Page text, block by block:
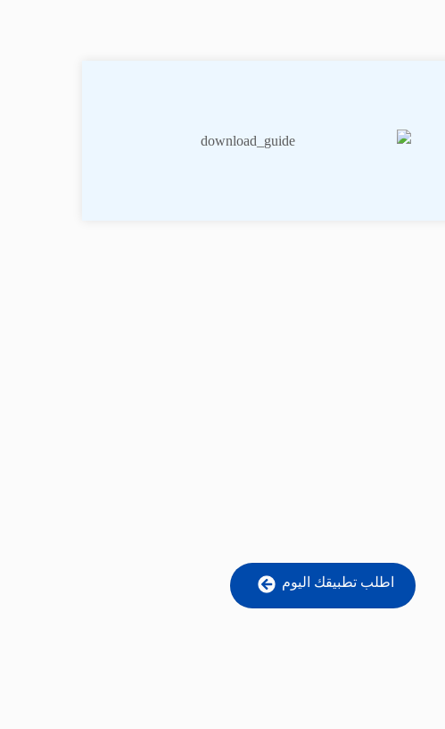
اطلب تطبيقك اليوم